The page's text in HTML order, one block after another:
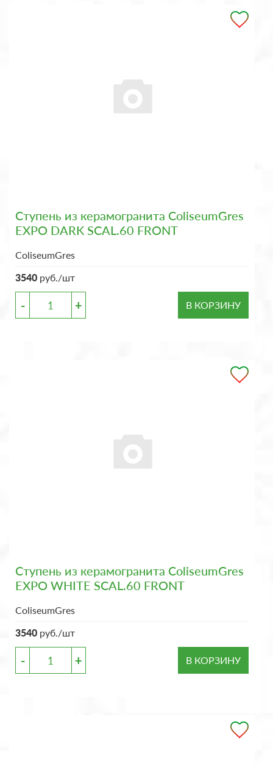
Ступень из керамогранита ColiseumGres
EXPO DARK SCAL.60 FRONT
ColiseumGres
3540 руб./шт
- + В КОРЗИНУ
Ступень из керамогранита ColiseumGres
EXPO WHITE SCAL.60 FRONT
ColiseumGres
3540 руб./шт
- + В КОРЗИНУ